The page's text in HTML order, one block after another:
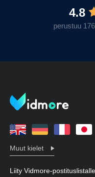
4.8
perustuu
Muut kielet
Liity Vidmore-